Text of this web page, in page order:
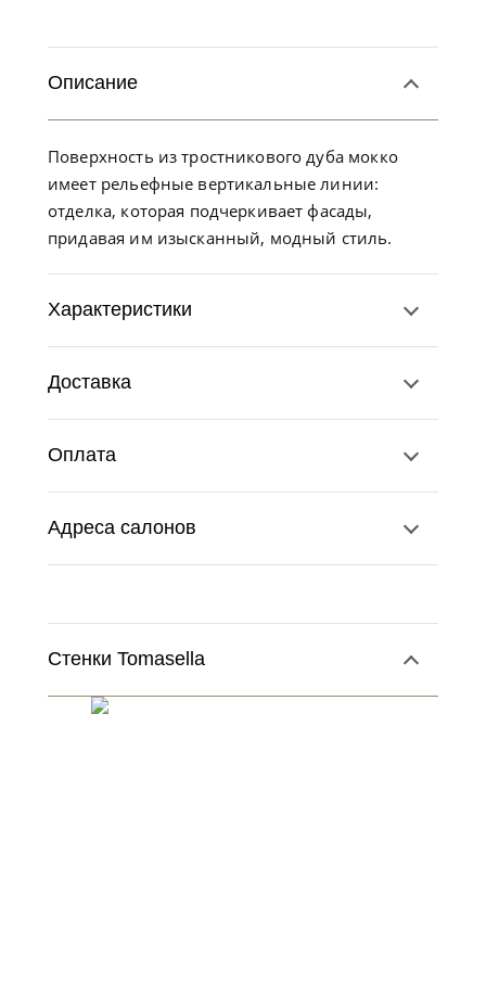
Описание
Поверхность из тростникового дуба мокко
имеет рельефные вертикальные линии:
отделка, которая подчеркивает фасады,
придавая им изысканный, модный стиль.
Характеристики
Доставка
Оплата
Адреса салонов
Стенки Tomasella